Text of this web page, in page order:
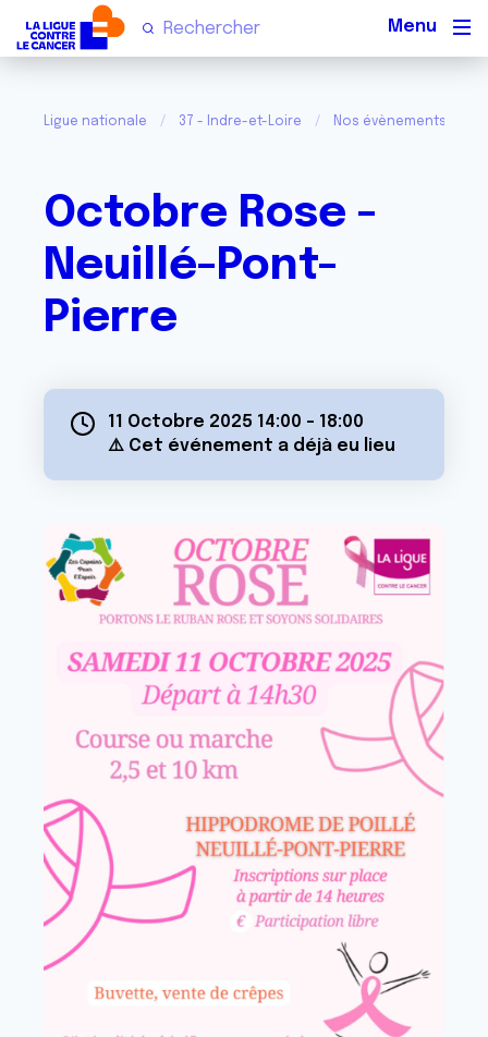
Ligue nationale 37 - Indre-et-Loire Nos évènements
Octobre Rose -
Neuillé-Pont-
Pierre
11 Octobre 2025 14:00 - 18:00
⚠️ Cet événement a déjà eu lieu